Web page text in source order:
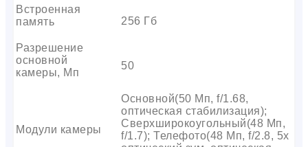
Встроенная
память
256 Гб
Разрешение
основной
камеры, Мп
50
Модули камеры
Основной(50 Мп, f/1.68,
оптическая стабилизация);
Сверхширокоугольный(48 Мп,
f/1.7); Телефото(48 Мп, f/2.8, 5x